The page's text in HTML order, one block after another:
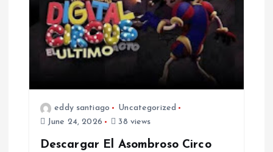
eddy santiago
Uncategorized
June 24, 2026
38 views
Descargar El Asombroso Circo